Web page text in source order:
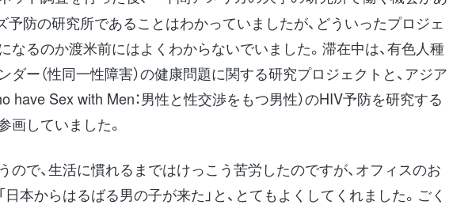
予防の研究所であることはわかっていましたが、どういったプロジェ
なるのか渡米前にはよくわからないでいました。滞在中は、有色人種
ダー（性同一性障害）の健康問題に関する研究プロジェクトと、アジア
have Sex with Men：男性と性交渉をもつ男性）のHIV予防を研究する
画していました。
ので、生活に慣れるまではけっこう苦労したのですが、オフィスのお
日本からはるばる男の子が来た」と、とてもよくしてくれました。ごく